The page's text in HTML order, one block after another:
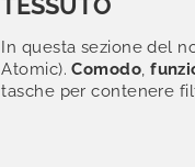
TESSUTO
In questa sezione del
Atomic).Comodo,
tasche per contenere